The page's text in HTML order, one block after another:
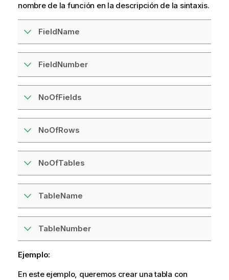
nombre de la función en la descripción de la sintaxis.
FieldName
FieldNumber
NoOfFields
NoOfRows
NoOfTables
TableName
TableNumber
Ejemplo:
En este ejemplo, queremos crear una tabla con